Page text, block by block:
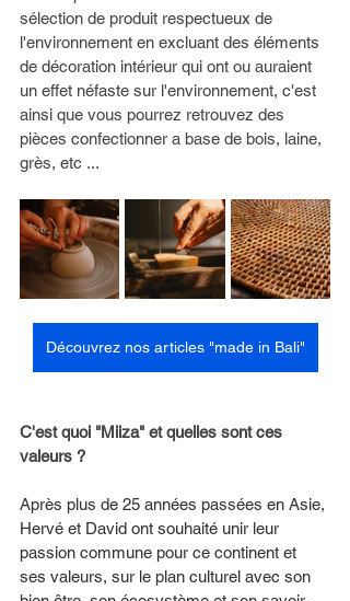
sélection de produit respectueux de
l'environnement en excluant des éléments
de décoration intérieur qui ont ou auraient
un effet néfaste sur l'environnement, c'est
ainsi que vous pourrez retrouvez des
pièces confectionner a base de bois, laine,
grès, etc ...
Découvrez nos articles "made in Bali"
C'est quoi "Miiza" et quelles sont ces
valeurs ?
Après plus de 25 années passées en Asie,
Hervé et David ont souhaité unir leur
passion commune pour ce continent et
ses valeurs, sur le plan culturel avec son